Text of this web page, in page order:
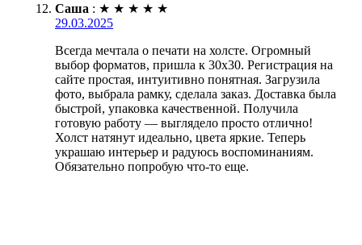
Саша : ★ ★ ★ ★ ★
29.03.2025
Всегда мечтала о печати на холсте. Огромный
выбор форматов, пришла к 30х30. Регистрация на
сайте простая, интуитивно понятная. Загрузила
фото, выбрала рамку, сделала заказ. Доставка была
быстрой, упаковка качественной. Получила
готовую работу — выглядело просто отлично!
Холст натянут идеально, цвета яркие. Теперь
украшаю интерьер и радуюсь воспоминаниям.
Обязательно попробую что-то еще.